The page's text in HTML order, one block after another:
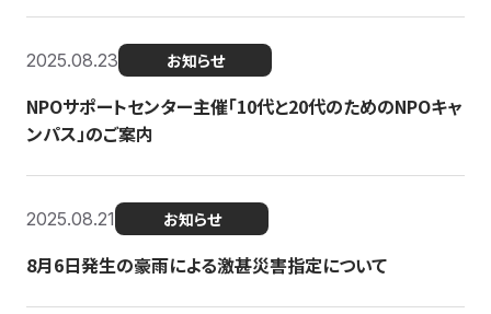
2025.08.23 お知らせ
NPOサポートセンター主催「10代と20代のためのNPOキャ
ンパス」のご案内
2025.08.21 お知らせ
8月6日発生の豪雨による激甚災害指定について